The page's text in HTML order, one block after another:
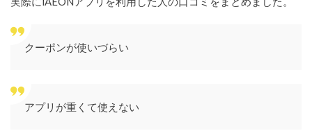
クーポンが使いづらい
アプリが重くて使えない